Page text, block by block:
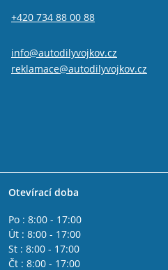
+420 734 88 00 88
info@autodilyvojkov.cz
reklamace@autodilyvojkov.cz
Otevírací doba
Po : 8:00 - 17:00
Út : 8:00 - 17:00
St : 8:00 - 17:00
Čt : 8:00 - 17:00